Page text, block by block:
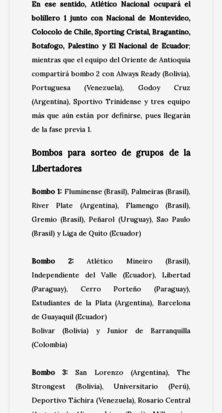
En ese sentido, Atlético Nacional ocupará el
bolillero 1 junto con Nacional de Montevideo,
Colocolo de Chile, Sporting Cristal, Bragantino,
Botafogo, Palestino y El Nacional de Ecuador;
mientras que el equipo del Oriente de Antioquia
compartirá bombo 2 con Always Ready (Bolivia),
Portuguesa (Venezuela), Godoy Cruz
(Argentina), Sportivo Trinidense y tres equipo
más que aún están por definirse, pues llegarán
de la fase previa 1.
Bombos para sorteo de grupos de la
Libertadores
Bombo 1: ​Fluminense (Brasil), Palmeiras (Brasil),
River Plate (Argentina), Flamengo (Brasil),
Gremio (Brasil), Peñarol (Uruguay), Sao Paulo
(Brasil) y Liga de Quito (Ecuador)
Bombo 2:Atlético Mineiro (Brasil),
Independiente del Valle (Ecuador), Libertad
(Paraguay), Cerro Porteño (Paraguay),
Estudiantes de la Plata (Argentina), Barcelona
de Guayaquil (Ecuador)
Bolivar (Bolivia) y Junior de Barranquilla
(Colombia)
Bombo 3:San Lorenzo (Argentina), The
Strongest (Bolivia), Universitario (Perú),
Deportivo Táchira (Venezuela), Rosario Central